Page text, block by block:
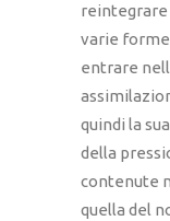
reintegrare
varie forme
entrare
quindi la
della
contenute
quella del